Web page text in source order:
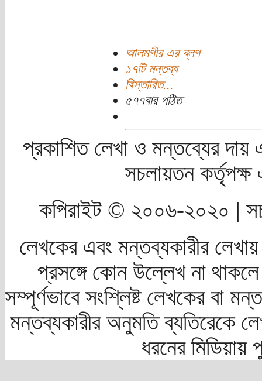
আলমগীর এর ব্লগ
১৭টি মন্তব্য
বিস্তারিত...
৫৭৭বার পঠিত
প্রকাশিত লেখা ও মন্তব্যের দায়
সচলায়তন
কপিরাইট © ২০০৬-২০২০ |
লেখকের এবং মন্তব্যকারীর
প্রসঙ্গে কোন উল্লেখ না
সম্পূর্ণভাবে সংশ্লিষ্ট লেখকের বা
মন্তব্যকারীর অনুমতি ব্যতিরেকে
ধরনের মিডিয়ায়